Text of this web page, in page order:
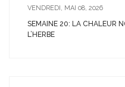
VENDREDI, MAI 08, 2026
SEMAINE 20: LA CHALEUR
L’HERBE